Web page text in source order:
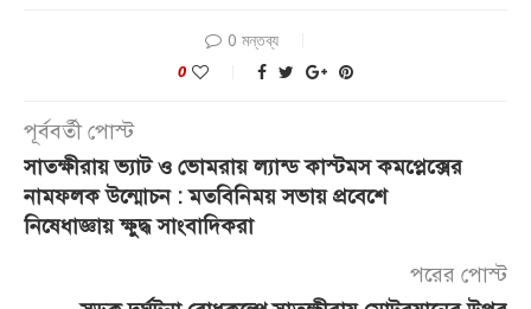
0 মন্তব্য
0
পূর্ববর্তী পোস্ট
সাতক্ষীরায় ভ্যাট ও ভোমরায় ল্যান্ড কাস্টমস কমপ্লেক্সের
নামফলক উন্মোচন : মতবিনিময় সভায় প্রবেশে
নিষেধাজ্ঞায় ক্ষুদ্ধ সাংবাদিকরা
পরের পোস্ট